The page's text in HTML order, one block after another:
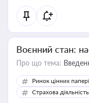
Воєнний стан:
Про що тема:
Ринок цінних
Страхова діяльність